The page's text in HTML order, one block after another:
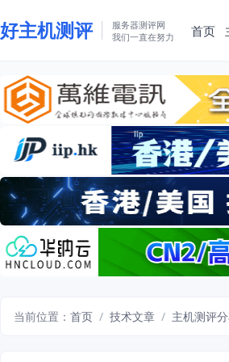
好主机测评
服务器测评网
我们一直在努力
首页
当前位置： 首页 / 技术文章 / 主机测评